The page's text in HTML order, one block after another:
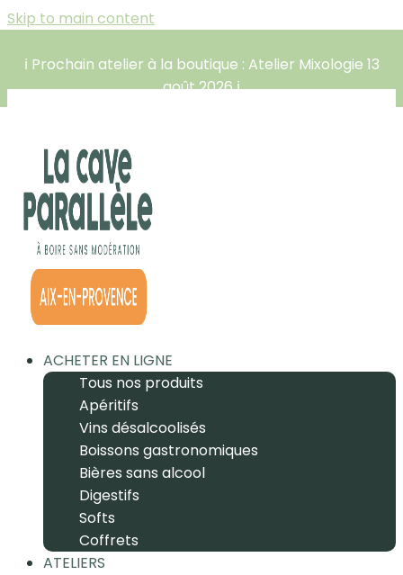
Skip to main content
ℹ️ Prochain atelier à la boutique : Atelier Mixologie 13
août 2026 ℹ️
ACHETER EN LIGNE
Tous nos produits
Apéritifs
Vins désalcoolisés
Boissons gastronomiques
Bières sans alcool
Digestifs
Softs
Coffrets
ATELIERS